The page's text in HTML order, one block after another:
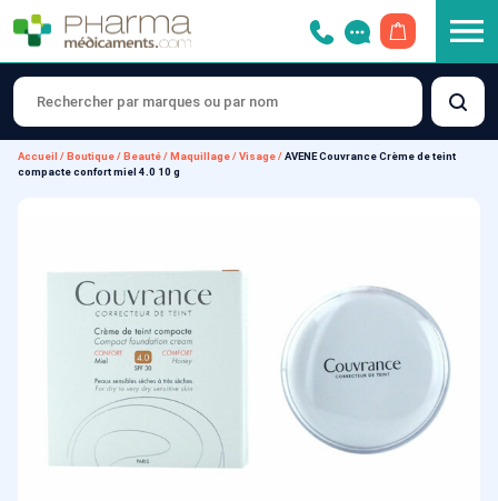
Accueil / Boutique/ Beauté/ Maquillage/Visage/AVENE Couvrance Crème de teint
compacte confort miel 4.0 10 g